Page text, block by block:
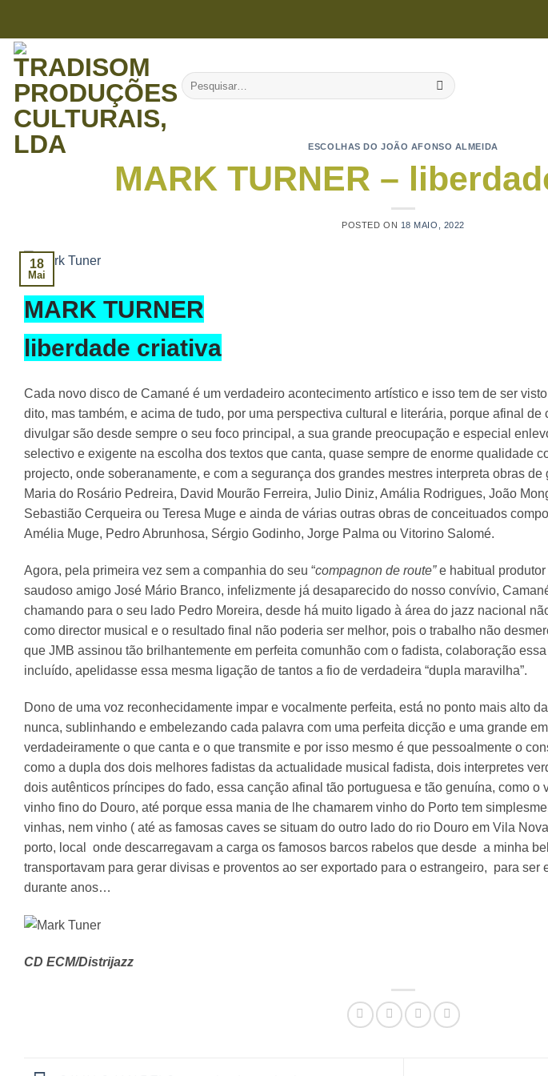
content
Pesquisar
por:
ESCOLHAS DO JOÃO AFONSO ALMEIDA
MARK TURNER –
POSTED ON 18 MAIO, 2022
18
Mai
MARK TURNER
liberdade criativa
Cada novo disco de Camané é um verdadeiro acontecimento artístico e isso tem de ser
dito, mas também, e acima de tudo, por uma perspectiva cultural e literária, porque afinal
divulgar são desde sempre o seu foco principal, a sua grande preocupação e especial
selectivo e exigente na escolha dos textos que canta, quase sempre de enorme qualidade
projecto, onde soberanamente, e com a segurança dos grandes mestres interpreta obras
Maria do Rosário Pedreira, David Mourão Ferreira, Julio Diniz, Amália Rodrigues, João
Sebastião Cerqueira ou Teresa Muge e ainda de várias outras obras de conceituados
Amélia Muge, Pedro Abrunhosa, Sérgio Godinho, Jorge Palma ou Vitorino Salomé.
Agora, pela primeira vez sem a companhia do seu “compagnon de route”e habitual
saudoso amigo José Mário Branco, infelizmente já desaparecido do nosso convívio,
chamando para o seu lado Pedro Moreira, desde há muito ligado à área do jazz nacional
como director musical e o resultado final não poderia ser melhor, pois o trabalho não
que JMB assinou tão brilhantemente em perfeita comunhão com o fadista, colaboração
incluído, apelidasse essa mesma ligação de tantos a fio de verdadeira “dupla maravilha”.
Dono de uma voz reconhecidamente impar e vocalmente perfeita, está no ponto mais alto
nunca, sublinhando e embelezando cada palavra com uma perfeita dicção e uma grande
verdadeiramente o que canta e o que transmite e por isso mesmo é que pessoalmente o
como a dupla dos dois melhores fadistas da actualidade musical fadista, dois interpretes
dois autênticos príncipes do fado, essa canção afinal tão portuguesa e tão genuína, como
vinho fino do Douro, até porque essa mania de lhe chamarem vinho do Porto tem
vinhas, nem vinho ( até as famosas caves se situam do outro lado do rio Douro em Vila
porto, local
onde descarregavam a carga os famosos barcos rabelos que desde a minha
transportavam para gerar divisas e proventos ao ser exportado para o estrangeiro, para ser
durante anos…
CD ECM/Distrijazz